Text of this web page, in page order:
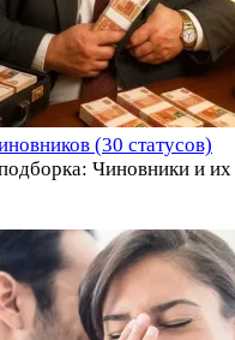
(30 статусов)
Чиновники и их